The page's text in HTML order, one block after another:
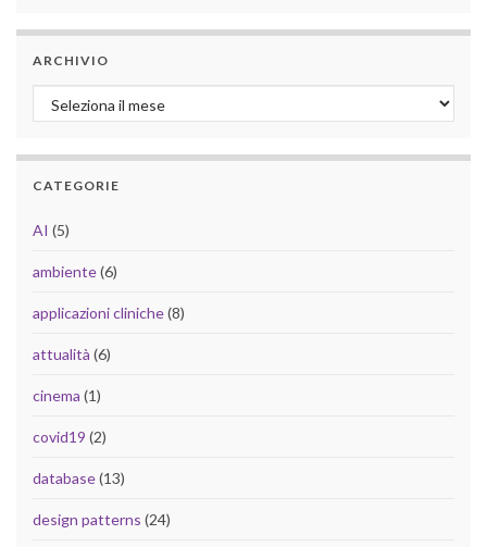
ARCHIVIO
Archivio
CATEGORIE
AI (5)
ambiente(6)
applicazioni cliniche(8)
attualità (6)
cinema (1)
covid19 (2)
database(13)
design patterns (24)